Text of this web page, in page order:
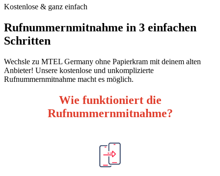
Kostenlose & ganz einfach
Rufnummernmitnahme in 3 einfachen
Schritten
Wechsle zu MTEL Germany ohne Papierkram mit deinem alten
Anbieter! Unsere kostenlose und unkomplizierte
Rufnummernmitnahme macht es möglich.
Wie funktioniert die
Rufnummernmitnahme?